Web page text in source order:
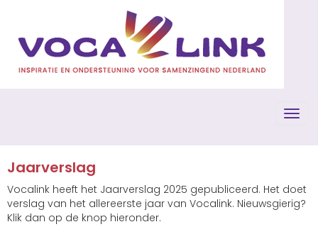
Jaarverslag
Vocalink heeft het Jaarverslag 2025 gepubliceerd. Het doet
verslag van het allereerste jaar van Vocalink. Nieuwsgierig?
Klik dan op de knop hieronder.